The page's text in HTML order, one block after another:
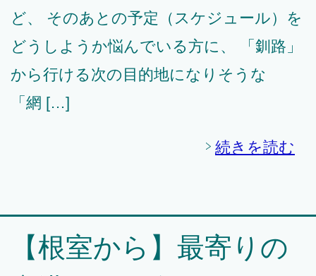
ど、 そのあとの予定（スケジュール）を
どうしようか悩んでいる方に、 「釧路」
から行ける次の目的地になりそうな
「網 […]
続きを読む
【根室から】最寄りの